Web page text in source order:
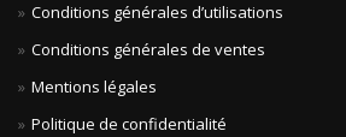
Conditions générales d’utilisations
Conditions générales de ventes
Mentions légales
Politique de confidentialité